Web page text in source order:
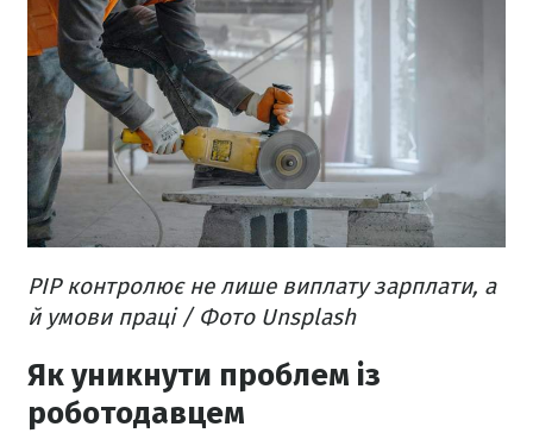
PIP контролює не лише виплату зарплати, а
й умови праці / Фото Unsplash
Як уникнути проблем із
роботодавцем